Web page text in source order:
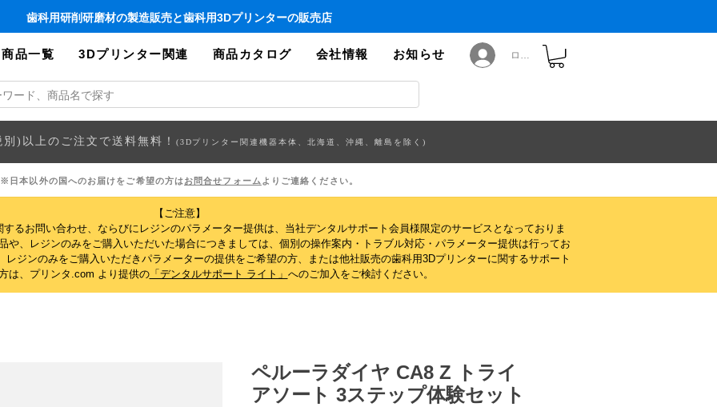
商品一覧 3Dプリンター関連 商品カタログ 会社情報 お知らせ ログイン
歯科用研削研磨材の製造販売と歯科用3Dプリンターの販売店
)以上のご注文で送料無料！ (3Dプリンター関連機器本体、北海道、沖縄、離島を除く)
※日本以外の国へのお届けをご希望の方はお問合せフォームよりご連絡ください。
【ご注意】
るお問い合わせ、ならびにレジンのパラメーター提供は、当社デンタルサポート会員様限定のサービスとなっておりま
や、レジンのみをご購入いただいた場合につきましては、個別の操作案内・トラブル対応・パラメーター提供は行ってお
ジンのみをご購入いただきパラメーターの提供をご希望の方、または他社販売の歯科用3Dプリンターに関するサポート
は、プリンタ.com より提供の「デンタルサポート ライト」 へのご加入をご検討ください。
ペルーラダイヤ CA8 Z トライ
アソート 3ステップ体験セット